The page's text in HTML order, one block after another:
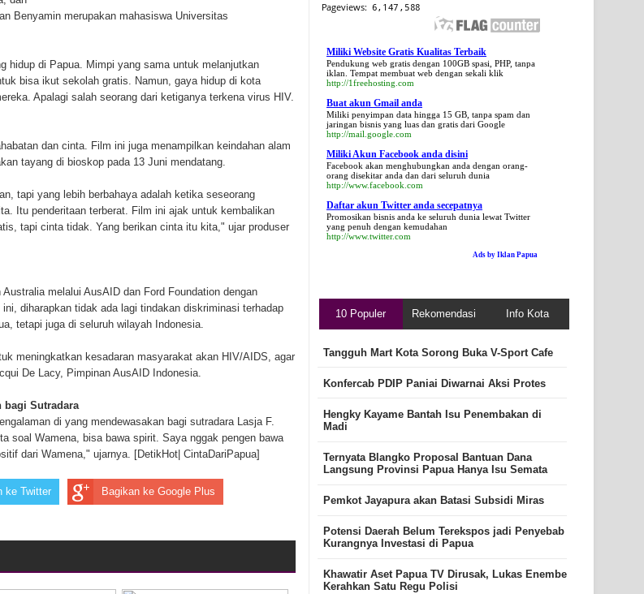
Rice Expansion
Polisi Periksa Saksi dan Kerahkan
Benyamin merupakan mahasiswa Universitas
hidup di Papua. Mimpi yang sama untuk melanjutkan
bisa ikut sekolah gratis. Namun, gaya hidup di kota
Apalagi salah seorang dari ketiganya terkena virus HIV.
dan cinta. Film ini juga menampilkan keindahan alam
tayang di bioskop pada 13 Juni mendatang.
tapi yang lebih berbahaya adalah ketika seseorang
Itu penderitaan terberat. Film ini ajak untuk kembalikan
tapi cinta tidak. Yang berikan cinta itu kita," ujar produser
melalui AusAID dan Ford Foundation dengan
diharapkan tidak ada lagi tindakan diskriminasi terhadap
tetapi juga di seluruh wilayah Indonesia.
meningkatkan kesadaran masyarakat akan HIV/AIDS, agar
De Lacy, Pimpinan AusAID Indonesia.
bagi Sutradara
di yang mendewasakan bagi sutradara Lasja F.
soal Wamena, bisa bawa spirit. Saya nggak pengen bawa
dari Wamena," ujarnya. [DetikHot| CintaDariPapua]
ke Twitter Bagikan ke Google Plus
Miliki Website Gratis Kualitas Terbaik
Pendukung web gratis dengan 100GB spasi, PHP, tanpa
iklan. Tempat membuat web dengan sekali klik
http://1freehosting.com
Buat akun Gmail anda
Miliki penyimpan data hingga 15 GB, tanpa spam dan
jaringan bisnis yang luas dan gratis dari Google
http://mail.google.com
Miliki Akun Facebook anda disini
Facebook akan menghubungkan anda dengan orang-
orang disekitar anda dan dari seluruh dunia
http://www.facebook.com
Daftar akun Twitter anda secepatnya
Promosikan bisnis anda ke seluruh dunia lewat Twitter
yang penuh dengan kemudahan
http://www.twitter.com
Ads by Iklan Papua
10 Populer Rekomendasi Info Kota
Tangguh Mart Kota Sorong Buka V-Sport Cafe
Konfercab PDIP Paniai Diwarnai Aksi Protes
Hengky Kayame Bantah Isu Penembakan di
Madi
Ternyata Blangko Proposal Bantuan Dana
Langsung Provinsi Papua Hanya Isu Semata
Pemkot Jayapura akan Batasi Subsidi Miras
Potensi Daerah Belum Terekspos jadi Penyebab
Kurangnya Investasi di Papua
Khawatir Aset Papua TV Dirusak, Lukas Enembe
Kerahkan Satu Regu Polisi